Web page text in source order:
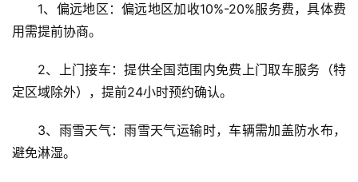
1、偏远地区：偏远地区加收10%-20%服务费，具体费
用需提前协商。
2、上门接车：提供全国范围内免费上门取车服务（特
定区域除外），提前24小时预约确认。
3、雨雪天气：雨雪天气运输时，车辆需加盖防水布，
避免淋湿。